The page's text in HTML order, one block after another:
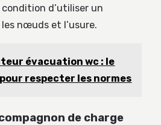
d’utiliser un
nœuds et l’usure.
évacuation wc : le
respecter les normes
de charge